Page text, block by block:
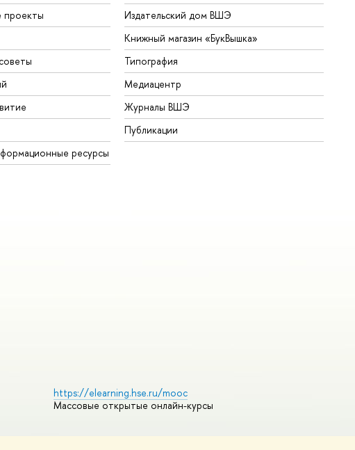
проекты
ресурсы
Издательский дом ВШЭ
Книжный магазин «БукВышка»
Типография
Медиацентр
Журналы ВШЭ
Публикации
https://elearning.hse.ru/mooc
Массовые открытые онлайн-курсы